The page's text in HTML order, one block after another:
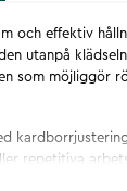
och effektiv
utanpå
som möjliggör
repetitiva